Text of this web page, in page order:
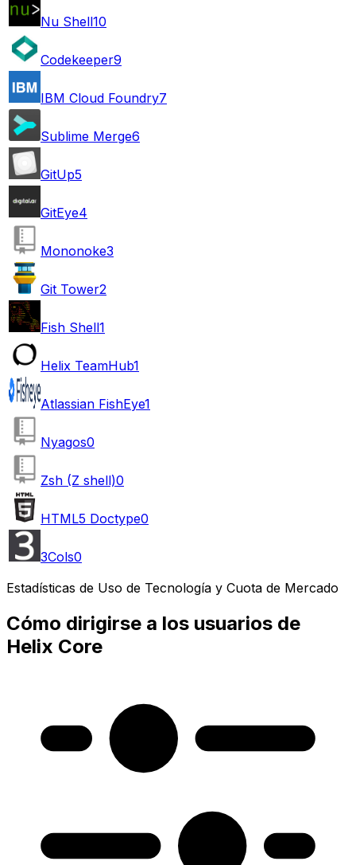
Nu Shell10
Codekeeper9
IBM Cloud Foundry7
Sublime Merge6
GitUp5
GitEye4
Mononoke3
Git Tower2
Fish Shell1
Helix TeamHub1
Atlassian FishEye1
Nyagos0
Zsh (Z shell)0
HTML5 Doctype0
3Cols0
Estadísticas de Uso de Tecnología y Cuota de Mercado
Cómo dirigirse a los usuarios de
Helix Core